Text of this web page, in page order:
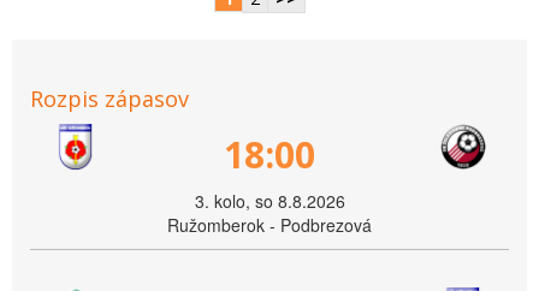
Rozpis zápasov
18:00
3. kolo, so 8.8.2026
Ružomberok - Podbrezová